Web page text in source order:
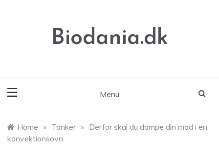
Biodania.dk
Menu
Home » Tanker » Derfor skal du dampe din mad i en
konvektionsovn